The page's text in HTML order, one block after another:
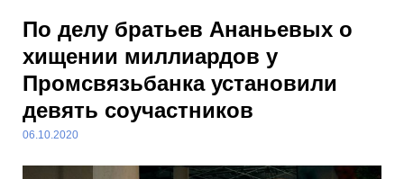
По делу братьев Ананьевых о
хищении миллиардов у
Промсвязьбанка установили
девять соучастников
06.10.2020